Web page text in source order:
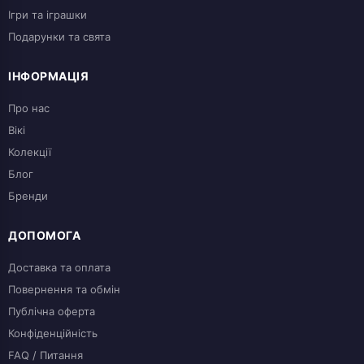
Ігри та іграшки
Подарунки та свята
ІНФОРМАЦІЯ
Про нас
Вікі
Колекції
Блог
Бренди
ДОПОМОГА
Доставка та оплата
Повернення та обмін
Публічна оферта
Конфіденційність
FAQ / Питання